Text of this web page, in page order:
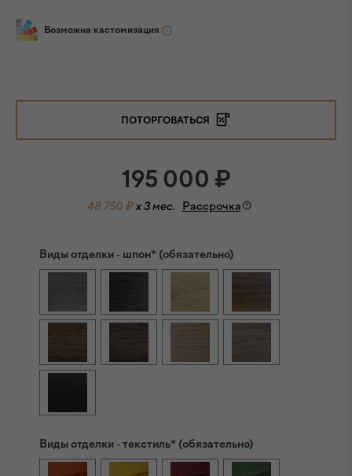
Возможна кастомизация
ПОТОРГОВАТЬСЯ
195 000 ₽
48 750 ₽ x 3 мес. Рассрочка
Виды отделки - шпон* (обязательно)
Виды отделки - текстиль* (обязательно)